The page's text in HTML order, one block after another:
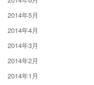
2014年5月
2014年4月
2014年3月
2014年2月
2014年1月